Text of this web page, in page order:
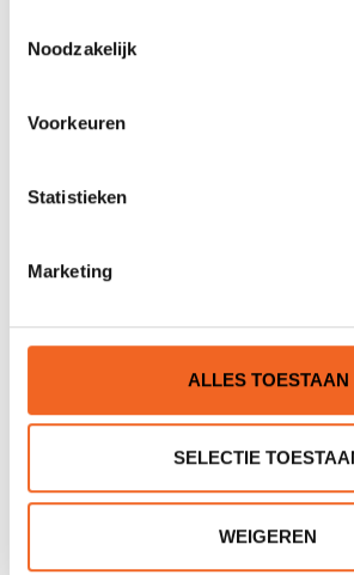
Noodzakelijk
Voorkeuren
Statistieken
Marketing
ALLES TOESTAAN
SELECTIE
WEIGEREN
GERELATEERDE